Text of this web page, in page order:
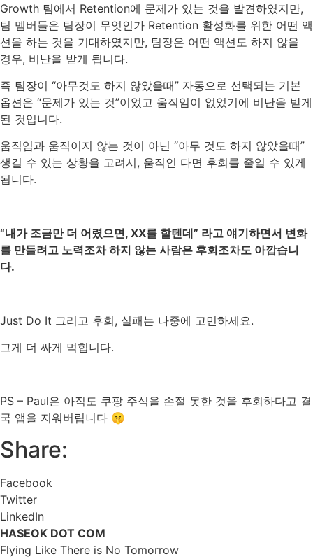
Growth 팀에서 Retention에 문제가 있는 것을 발견하였지만,
팀 멤버들은 팀장이 무엇인가 Retention 활성화를 위한 어떤 액
션을 하는 것을 기대하였지만, 팀장은 어떤 액션도 하지 않을
경우, 비난을 받게 됩니다.
즉 팀장이 “아무것도 하지 않았을때” 자동으로 선택되는 기본
옵션은 “문제가 있는 것”이었고 움직임이 없었기에 비난을 받게
된 것입니다.
움직임과 움직이지 않는 것이 아닌 “아무 것도 하지 않았을때”
생길 수 있는 상황을 고려시, 움직인 다면 후회를 줄일 수 있게
됩니다.
“내가 조금만 더 어렸으면, XX를 할텐데” 라고 얘기하면서 변화
를 만들려고 노력조차 하지 않는 사람은 후회조차도 아깝습니
다.
Just Do It 그리고 후회, 실패는 나중에 고민하세요.
그게 더 싸게 먹힙니다.
PS – Paul은 아직도 쿠팡 주식을 손절 못한 것을 후회하다고 결
국 앱을 지워버립니다 🤫
Share:
Facebook
Twitter
LinkedIn
HASEOK DOT COM
Flying Like There is No Tomorrow